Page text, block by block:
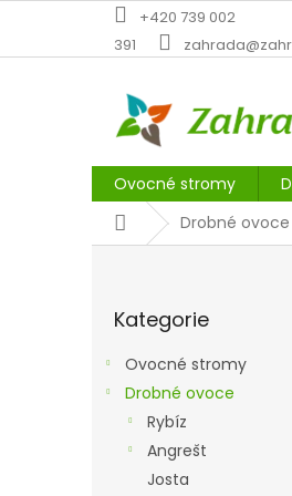
obsah
+420 739 002
391
Ovocné stromy
DomůDrobné ovoce
kategorie
Kategorie
Ovocné stromy
Drobné ovoce
Rybíz
Angrešt
Josta